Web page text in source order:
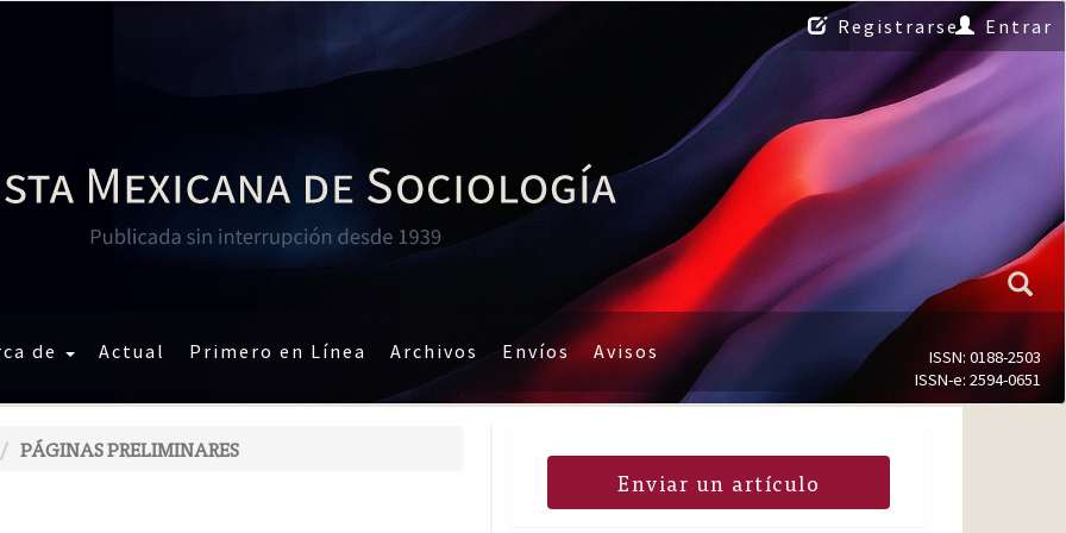
Registrarse Entrar
ISSN: 0188-2503
ISSN-e: 2594-0651
de Actual Primero en Línea Archivos Envíos Avisos
PÁGINAS PRELIMINARES
Enviar un artículo